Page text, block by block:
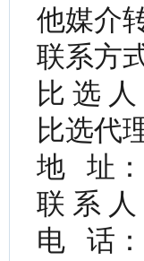
他媒介
联系方
比 选
比选代
地 址：
联 系
电 话：